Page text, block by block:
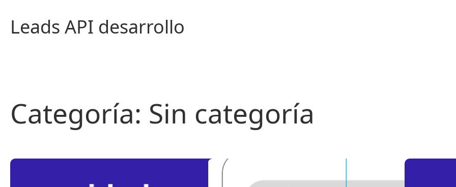
contenido
Leads API desarrollo
Categoría: Sin categoría